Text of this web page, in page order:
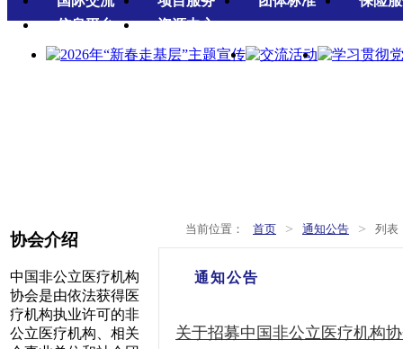
信息平台
资源中心
协会介绍
中国非公立医疗机构
协会是由依法获得医
疗机构执业许可的非
公立医疗机构、相关
当前位置： 首页 > 通知公告 > 列表
通知公告
关于招募中国非公立医疗机构